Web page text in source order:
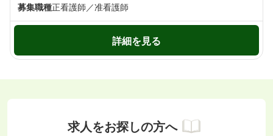
募集職種正看護師／准看護師
詳細を見る
求人をお探しの方へ